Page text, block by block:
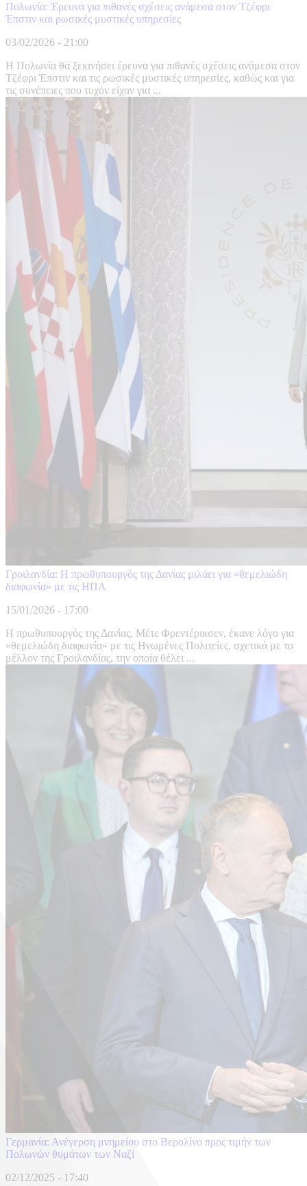
Πολωνία: Έρευνα για πιθανές σχέσεις ανάμεσα στον Τζέφρι
Έπστιν και ρωσικές μυστικές υπηρεσίες
03/02/2026 - 21:00
Η Πολωνία θα ξεκινήσει έρευνα για πιθανές σχέσεις ανάμεσα στον
Τζέφρι Έπστιν και τις ρωσικές μυστικές υπηρεσίες, καθώς και για
τις συνέπειες που τυχόν είχαν για ...
Γροιλανδία: Η πρωθυπουργός της Δανίας μιλάει για «θεμελιώδη
διαφωνία» με τις ΗΠΑ
15/01/2026 - 17:00
Η πρωθυπουργός της Δανίας, Μέτε Φρεντέρικσεν, έκανε λόγο για
«θεμελιώδη διαφωνία» με τις Ηνωμένες Πολιτείες, σχετικά με το
μέλλον της Γροιλανδίας, την οποία θέλει ...
Γερμανία: Ανέγερση μνημείου στο Βερολίνο προς τιμήν των
Πολωνών θυμάτων των Ναζί
02/12/2025 - 17:40